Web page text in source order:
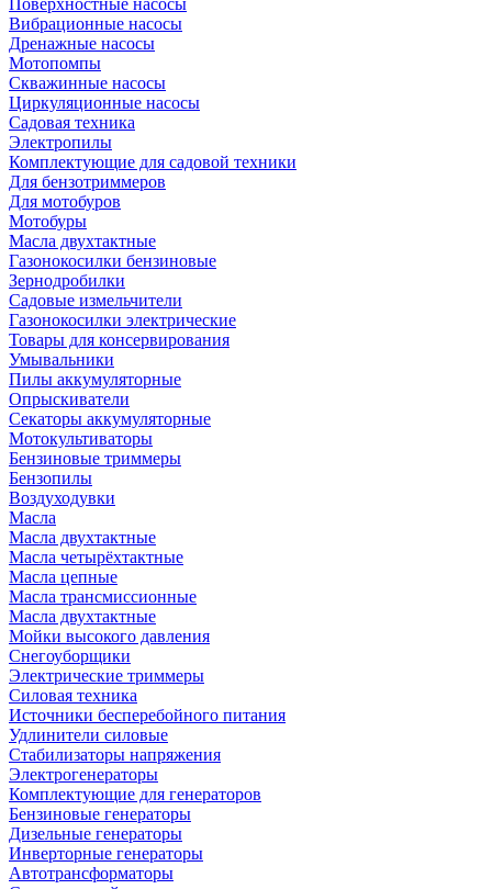
Поверхностные насосы
Вибрационные насосы
Дренажные насосы
Мотопомпы
Скважинные насосы
Циркуляционные насосы
Садовая техника
Электропилы
Комплектующие для садовой техники
Для бензотриммеров
Для мотобуров
Мотобуры
Масла двухтактные
Газонокосилки бензиновые
Зернодробилки
Садовые измельчители
Газонокосилки электрические
Товары для консервирования
Умывальники
Пилы аккумуляторные
Опрыскиватели
Секаторы аккумуляторные
Мотокультиваторы
Бензиновые триммеры
Бензопилы
Воздуходувки
Масла
Масла двухтактные
Масла четырёхтактные
Масла цепные
Масла трансмиссионные
Масла двухтактные
Мойки высокого давления
Снегоуборщики
Электрические триммеры
Силовая техника
Источники бесперебойного питания
Удлинители силовые
Стабилизаторы напряжения
Электрогенераторы
Комплектующие для генераторов
Бензиновые генераторы
Дизельные генераторы
Инверторные генераторы
Автотрансформаторы